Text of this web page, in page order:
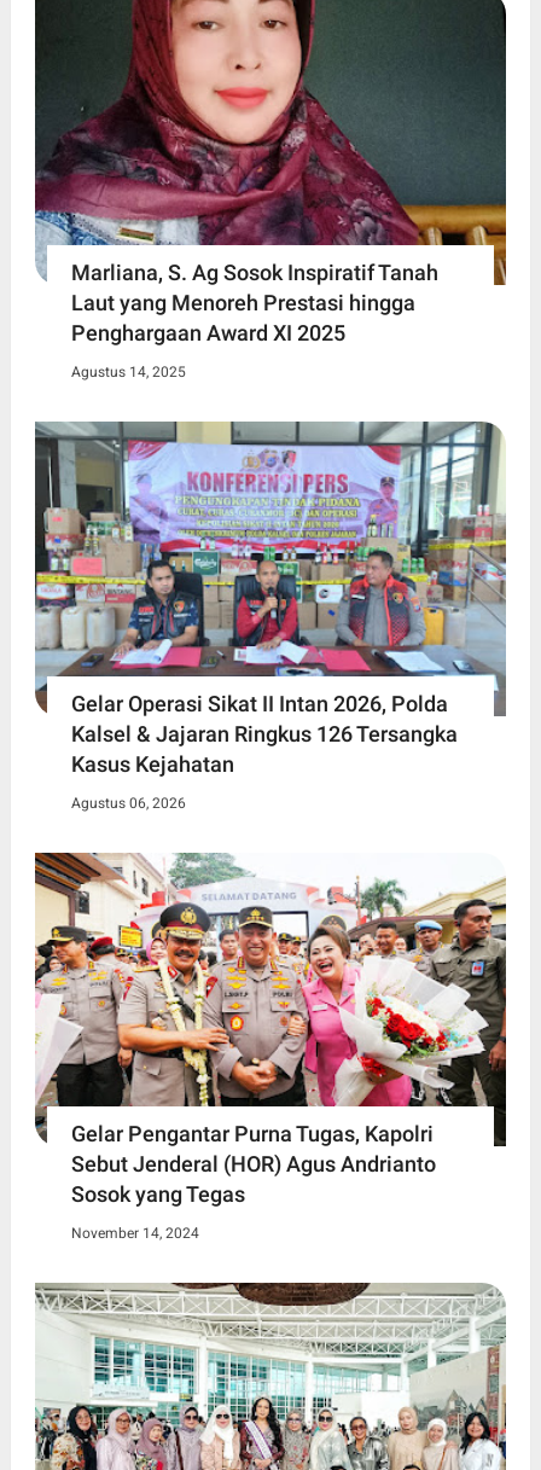
Marliana, S. Ag Sosok Inspiratif Tanah
Laut yang Menoreh Prestasi hingga
Penghargaan Award XI 2025
Agustus 14, 2025
Gelar Operasi Sikat II Intan 2026, Polda
Kalsel & Jajaran Ringkus 126 Tersangka
Kasus Kejahatan
Agustus 06, 2026
Gelar Pengantar Purna Tugas, Kapolri
Sebut Jenderal (HOR) Agus Andrianto
Sosok yang Tegas
November 14, 2024